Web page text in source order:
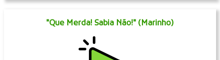
"Que Merda! Sabia Não!" (Marinho)